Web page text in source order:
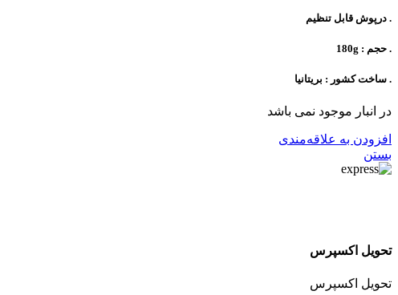
. درپوش قابل تنظیم
. حجم : 180g
. ساخت کشور : بریتانیا
در انبار موجود نمی باشد
افزودن به علاقه‌مندی
بستن
تحویل اکسپرس
تحویل اکسپرس